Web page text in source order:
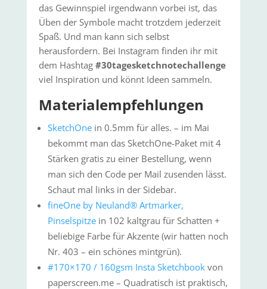
das Gewinnspiel irgendwann vorbei ist, das
Üben der Symbole macht trotzdem jederzeit
Spaß. Und man kann sich selbst
herausfordern. Bei Instagram finden ihr mit
dem Hashtag #30tagesketchnotechallenge
viel Inspiration und könnt Ideen sammeln.
Materialempfehlungen
SketchOnein 0.5mm für alles. – im Mai
bekommt man das SketchOne-Paket mit 4
Stärken gratis zu einer Bestellung, wenn
man sich den Code per Mail zusenden lässt.
Schaut mal links in der Sidebar.
fineOne by Neuland® Artmarker,
Pinselspitzein 102 kaltgrau für Schatten +
beliebige Farbe für Akzente (wir hatten noch
Nr. 403 – ein schönes mintgrün).
#170×170 / 160gsm Insta Sketchbookvon
paperscreen.me – Quadratisch ist praktisch,